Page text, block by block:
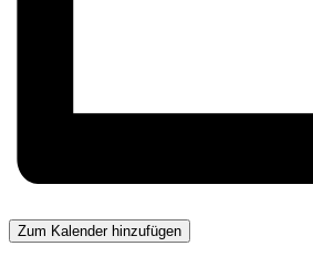
Zum Kalender hinzufügen